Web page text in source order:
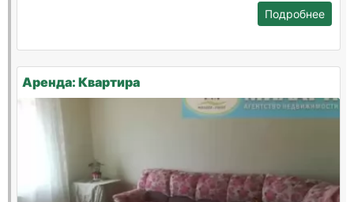
Подробнее
Аренда: Квартира